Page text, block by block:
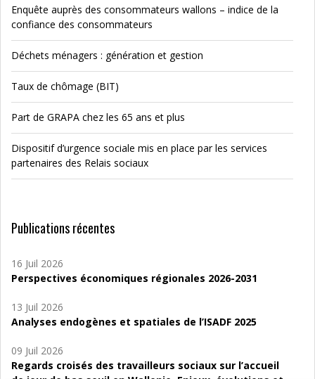
Enquête auprès des consommateurs wallons – indice de la
confiance des consommateurs
Déchets ménagers : génération et gestion
Taux de chômage (BIT)
Part de GRAPA chez les 65 ans et plus
Dispositif d’urgence sociale mis en place par les services
partenaires des Relais sociaux
Publications récentes
16 Juil 2026
Perspectives économiques régionales 2026-2031
13 Juil 2026
Analyses endogènes et spatiales de l’ISADF 2025
09 Juil 2026
Regards croisés des travailleurs sociaux sur l’accueil